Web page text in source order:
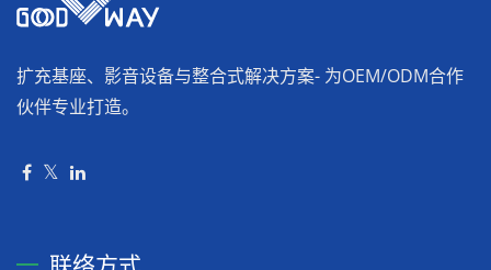
扩充基座、影音设备与整合式解决方案- 为OEM/ODM合作
伙伴专业打造。